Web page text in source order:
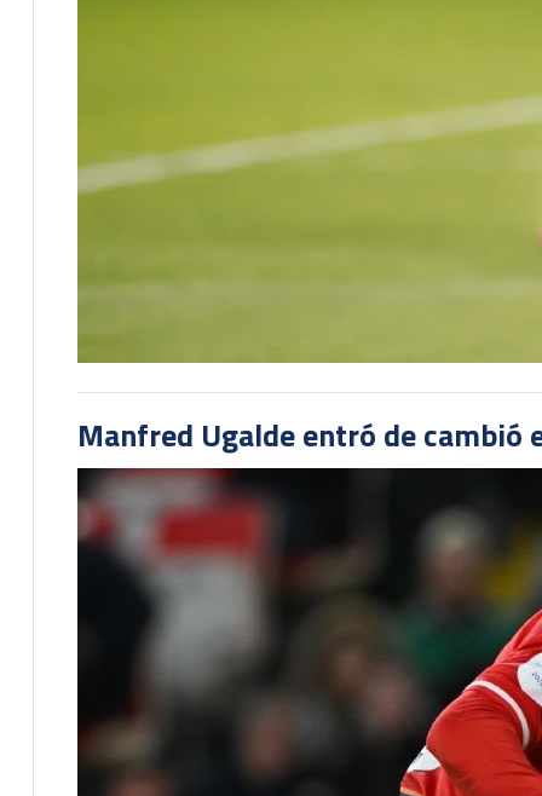
Manfred Ugalde entró de cambió